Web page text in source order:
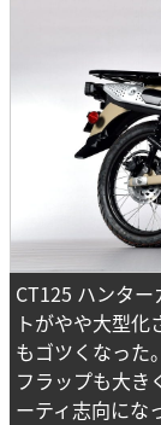
CT125 ハンタ
トがやや大型
もゴツくなった
フラップも大き
ーティ志向にな